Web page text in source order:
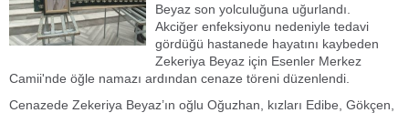
Beyaz son yolculuğuna uğurlandı.
Akciğer enfeksiyonu nedeniyle tedavi
gördüğü hastanede hayatını kaybeden
Zekeriya Beyaz için Esenler Merkez
Camii'nde öğle namazı ardından cenaze töreni düzenlendi.
Cenazede Zekeriya Beyaz’ın oğlu Oğuzhan, kızları Edibe, Gökçen,